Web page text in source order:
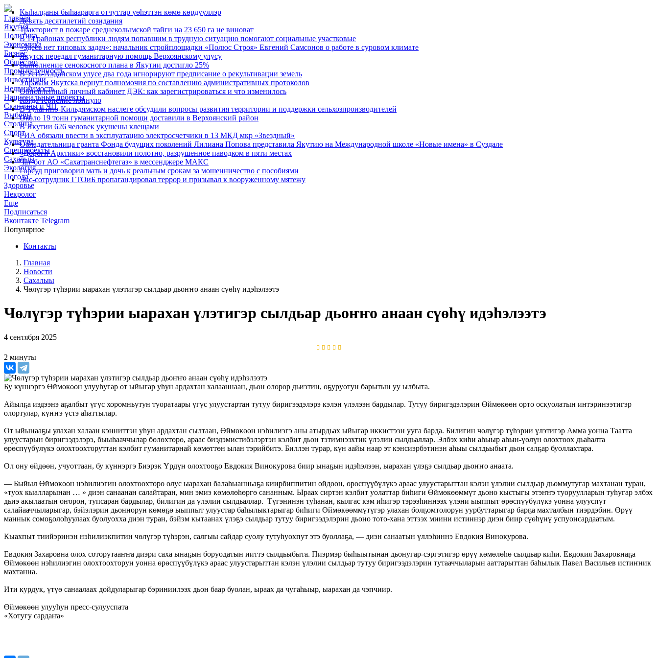
Главная
Якутия
Политика
Экономика
Бизнес
Общество
Промышленность
Инвестиции
Недвижимость
Национальные проекты
Скандалы и ЧП
Выборы
Столица
Спорт
Культура
Спецпроекты
Сахалыы
Экология
Погода
Здоровье
Некролог
Еще
Подписаться
Вконтакте Telegram
Популярное
Кыһалҕаны быһаарарга отчуттар үөһэттэн көмө көрдүүллэр
Девять десятилетий созидания
Тракторист в пожаре среднеколымской тайги на 23 650 га не виноват
В 14 районах республики людям попавшим в трудную ситуацию помогают социальные участковые
«Здесь нет типовых задач»: начальник стройплощадки «Полюс Строя» Евгений Самсонов о работе в суровом климате
Якутск передал гуманитарную помощь Верхоянскому улусу
Выполнение сенокосного плана в Якутии достигло 25%
В Усть-Алданском улусе два года игнорируют предписание о рекультивации земель
Управам Якутска вернут полномочия по составлению административных протоколов
Обновленный личный кабинет ДЭК: как зарегистрироваться и что изменилось
Когда терпение лопнуло
В Тулагино-Кильдямском наслеге обсудили вопросы развития территории и поддержки сельхозпроизводителей
Около 19 тонн гуманитарной помощи доставили в Верхоянский район
В Якутии 626 человек укушены клещами
РИА обязали ввести в эксплуатацию электросчетчики в 13 МКД мкр «Звездный»
Обладательница гранта Фонда будущих поколений Лилиана Попова представила Якутию на Международной школе «Новые имена» в Суздале
«Дороги Арктики» восстановили полотно, разрушенное паводком в пяти местах
Чат-бот АО «Сахатранснефтегаз» в мессенджере МАКС
Горсуд приговорил мать и дочь к реальным срокам за мошенничество с пособиями
Экс-сотрудник ГТОиБ пропагандировал террор и призывал к вооруженному мятежу
Контакты
Главная
Новости
Сахалыы
Чөлүгэр түһэрии ыарахан үлэтигэр сылдьар дьоҥҥо анаан сүөһү идэһэлээтэ
Чөлүгэр түһэрии ыарахан үлэтигэр сылдьар дьоҥҥо анаан сүөһү идэһэлээтэ
4 сентября 2025
2 минуты
Бу күннэргэ Өймөкөөн улууһугар от ыйыгар уһун ардахтан халааннаан, дьон олорор дьиэтин, оҕуруотун барытын уу ылбыта.
Айылҕа иэдээнэ аҕалбыт үгүс хоромньутун туоратаары үгүс улуустартан тутуу биригээдэлэрэ кэлэн үлэлээн бардылар. Тутуу биригэдэлэрин Өймөкөөн орто оскуолатын интэринээтигэр
олортулар, күҥҥэ үстэ аһаттылар.
От ыйынааҕы улахан халаан кэнниттэн уһун ардахтан сылтаан, Өймөкөөн нэһилиэгэ аны атырдьах ыйыгар иккистээн ууга барда. Билигин чөлүгэр түһэрии үлэтигэр Амма уонна Таатта
улуустарын биригээдэлэрэ, быыһааччылар бөлөхтөрө, араас биэдэмистибэлэртэн кэлбит дьон тэтимнээхтик үлэлии сылдьаллар. Элбэх киһи аһыыр аһын-үөлүн олохтоох дьаһалта
өрөспүүбүлүкэ олохтоохторуттан кэлбит гуманитарнай көмөттөн ылан тэрийбитэ. Биллэн турар, күн аайы наар эт кэнсиэрбэтинэн аһыы сылдьыбыт дьон салҕар буоллахтара.
Ол ону өйдөөн, учуоттаан, бу күннэргэ Биэрэк Үрдүн олохтооҕо Евдокия Винокурова биир ынаҕын идэһэлээн, ыарахан үлэҕэ сылдьар дьоҥҥо анаата.
— Быйыл Өймөкөөн нэһилиэгин олохтоохторо олус ыарахан балаһыанньаҕа киирбиппитин өйдөөн, өрөспүүбүлүкэ араас улуустарыттан кэлэн үлэлии сылдьар дьоммутугар махтанан туран,
«туох кыалларынан … » диэн санаанан салайтаран, мин эмиэ көмөлөһөргө сананным. Ыраах сиртэн кэлбит уолаттар биһиги Өймөкөөммүт дьоно кыстыгы этэҥҥэ туоруулларын туһугар элбэх
дьиэ акылаатын оҥорон, тупсаран бардылар, билигин да үлэлии сылдьаллар. Түгэнинэн туһанан, кылгас кэм иһигэр тэрээһиннээх үлэни ыыппыт өрөспүүбүлүкэ уонна улууспут
салайааччыларыгар, бэйэлэрин дьоннорун көмөҕө ыыппыт улуустар баһылыктарыгар биһиги Өймөкөөммүтүгэр улахан болҕомтолорун уурбуттарыгар барҕа махталбын тиэрдэбин. Өрүү
маннык сомоҕолоһуулаах буолуохха диэн туран, бэйэм кытаанах үлэҕэ сылдьар тутуу биригээдэлэрин дьоно тото-хана эттээх миини истиннэр диэн биир сүөһүнү успуонсардаатым.
Кыахпыт тиийэринэн нэһилиэкпитин чөлүгэр түһэрэн, салгыы сайдар суолу тутуһуохпут этэ буоллаҕа, — диэн санаатын үллэһиннэ Евдокия Винокурова.
Евдокия Захаровна олох соторутааҥҥа диэри саха ынаҕын боруодатын ииттэ сылдьыбыта. Пиэрмэр быһыытынан дьонугар-сэргэтигэр өрүү көмөлөһө сылдьар киһи. Евдокия Захаровнаҕа
Өймөкөөн нэһилиэгин олохтоохторун уонна өрөспүүбүлүкэ араас улуустарыттан кэлэн үлэлии сылдьар тутуу биригээдэлэрин тутааччыларын ааттарыттан баһылык Павел Васильев истиҥник
махтанна.
Ити курдук, үтүө санаалаах дойдуларыгар бэриниилээх дьон баар буолан, ыраах да чугаһыыр, ыарахан да чэпчиир.
Өймөкөөн улууһун пресс-сулууспата
«Хотугу сардаҥа»